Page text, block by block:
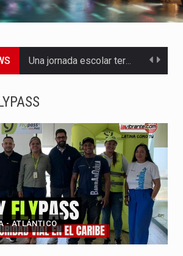
Una jornada escolar terminó en tragedia este viernes 7 de…
Abelardo de la Espriella asumió este viernes 7 de agosto…
La llegada de Álvaro Uribe Vélez a la ceremonia de…
Con una salva de 21 cañonazos se cumplieron los honores…
El presidente electo Abelardo de la Espriella aseguró que durante…
- ATLÁNTICO